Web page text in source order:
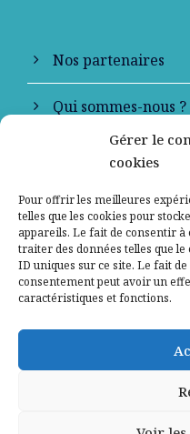
Gérer le
cookies
Pour offrir les meilleures
telles que les cookies pour
appareils. Le fait de consentir à
traiter des données telles que
ID uniques sur ce site. Le fait
consentement peut avoir un
caractéristiques et fonctions.
Nos partenaires
Qui sommes-nous ?
Contactez-nous
Mentions légales
Politique de